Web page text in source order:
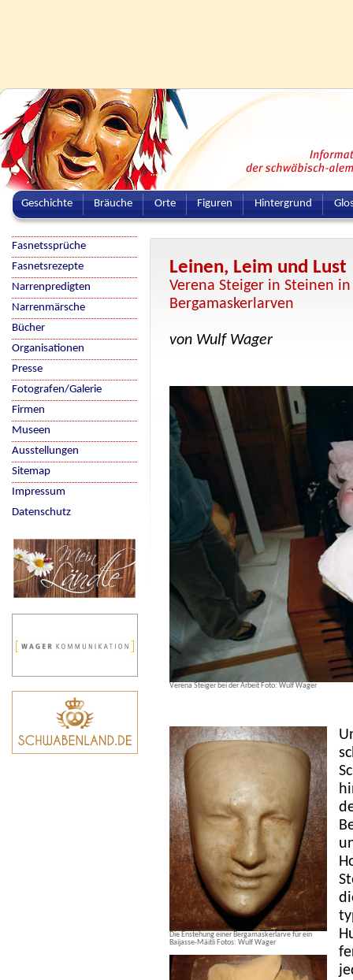
Geschichte Bräuche Orte Figuren Hintergrund
Leinen, Leim und Lust
Verena Steiger in Steinen
Bergamaskerlarven
von Wulf Wager
Verena Steiger bei der Arbeit Foto: Wulf Wager
Die Enstehung einer Bergamaskerlarve für ein
Baijasse-Mäitli Fotos: Wulf Wager
Fasnetssprüche
Fasnetsrezepte
Narrenpredigten
Narrenmärsche
Bücher
Organisationen
Presse
Fotografen/Galerie
Firmen
Museen
Ausstellungen
Sitemap
Impressum
Datenschutz